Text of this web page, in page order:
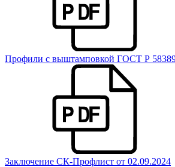
Профили с выштамповкой ГОСТ Р
Заключение СК-Профлист от 02.09.2024